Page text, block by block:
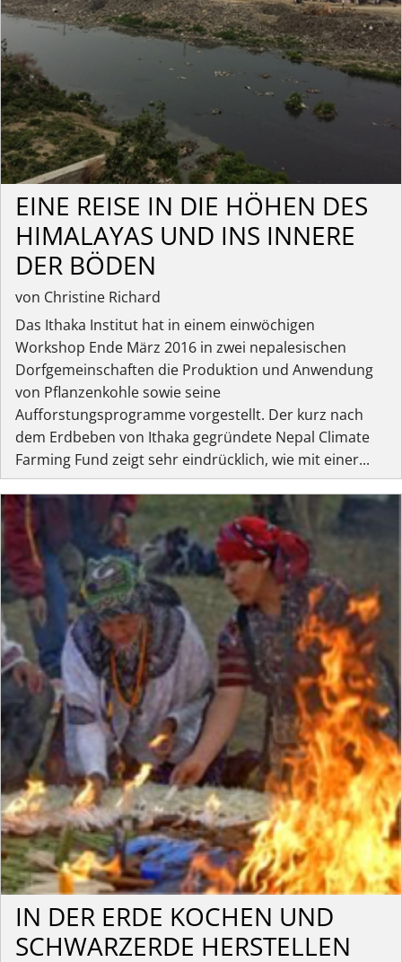
EINE REISE IN DIE HÖHEN DES
HIMALAYAS UND INS INNERE
DER BÖDEN
von Christine Richard
Das Ithaka Institut hat in einem einwöchigen
Workshop Ende März 2016 in zwei nepalesischen
Dorfgemeinschaften die Produktion und Anwendung
von Pflanzenkohle sowie seine
Aufforstungsprogramme vorgestellt. Der kurz nach
dem Erdbeben von Ithaka gegründete Nepal Climate
Farming Fund zeigt sehr eindrücklich, wie mit einer...
IN DER ERDE KOCHEN UND
SCHWARZERDE HERSTELLEN